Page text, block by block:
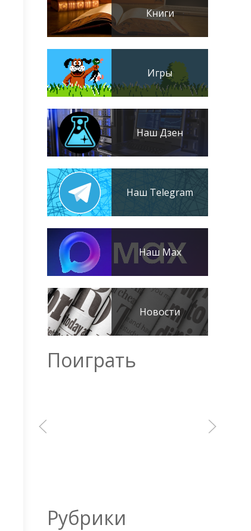
Книги
Игры
Наш Дзен
Наш Telegram
Наш Max
Новости
Поиграть
Рубрики